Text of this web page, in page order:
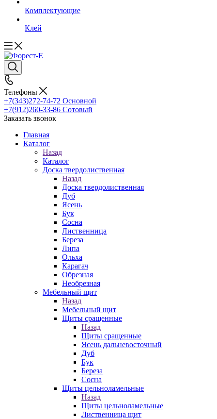
Комплектующие
Клей
Телефоны
+7(343)272-74-72 Основной
+7(912)260-33-86 Сотовый
Заказать звонок
Главная
Каталог
Назад
Каталог
Доска твердолиственная
Назад
Доска твердолиственная
Дуб
Ясень
Бук
Сосна
Лиственница
Береза
Липа
Ольха
Карагач
Обрезная
Необрезная
Мебельный щит
Назад
Мебельный щит
Щиты сращенные
Назад
Щиты сращенные
Ясень дальневосточный
Дуб
Бук
Береза
Сосна
Щиты цельноламельные
Назад
Щиты цельноламельные
Лиственница щит